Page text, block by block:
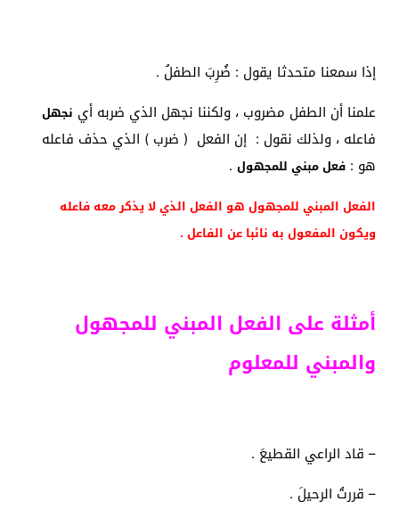
إذا سمعنا متحدثا يقول : ضُرِبَ الطفلُ .
علمنا أن الطفل مضروب ، ولكننا نجهل الذي ضربه أي نجهل
فاعله ، ولذلك نقول : إن الفعل ( ضرب ) الذي حذف فاعله
هو :فعل مبني للمجهول .
الفعل المبني للمجهول هو الفعل الذي لا يذكر معه فاعله
ويكون المفعول به نائبا عن الفاعل .
أمثلة على الفعل المبني للمجهول
والمبني للمعلوم
– قاد الراعي القطيعَ .
– قررتُ الرحيلَ .